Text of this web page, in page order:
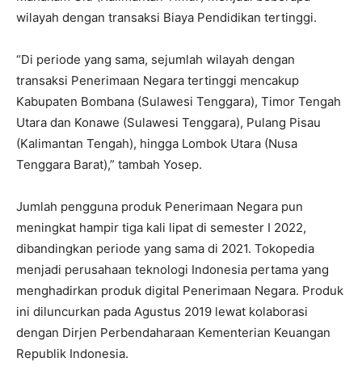
wilayah dengan transaksi Biaya Pendidikan tertinggi.
“Di periode yang sama, sejumlah wilayah dengan
transaksi Penerimaan Negara tertinggi mencakup
Kabupaten Bombana (Sulawesi Tenggara), Timor Tengah
Utara dan Konawe (Sulawesi Tenggara), Pulang Pisau
(Kalimantan Tengah), hingga Lombok Utara (Nusa
Tenggara Barat),” tambah Yosep.
Jumlah pengguna produk Penerimaan Negara pun
meningkat hampir tiga kali lipat di semester I 2022,
dibandingkan periode yang sama di 2021. Tokopedia
menjadi perusahaan teknologi Indonesia pertama yang
menghadirkan produk digital Penerimaan Negara. Produk
ini diluncurkan pada Agustus 2019 lewat kolaborasi
dengan Dirjen Perbendaharaan Kementerian Keuangan
Republik Indonesia.